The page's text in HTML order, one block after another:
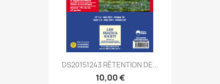
DS20151243 RÉTENTION DE...
10,00 €